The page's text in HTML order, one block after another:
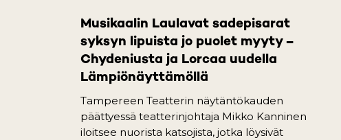
Musikaalin Laulavat sadepisarat
syksyn lipuista jo puolet myyty –
Chydeniusta ja Lorcaa uudella
Lämpiönäyttämöllä
Tampereen Teatterin näytäntökauden
päättyessä teatterinjohtaja Mikko Kanninen
iloitsee nuorista katsojista, jotka löysivät